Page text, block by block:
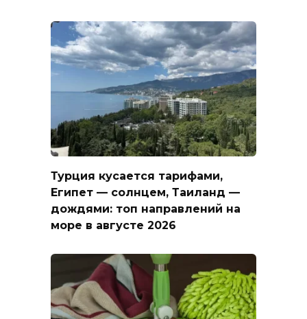
Турция кусается тарифами,
Египет — солнцем, Таиланд —
дождями: топ направлений на
море в августе 2026